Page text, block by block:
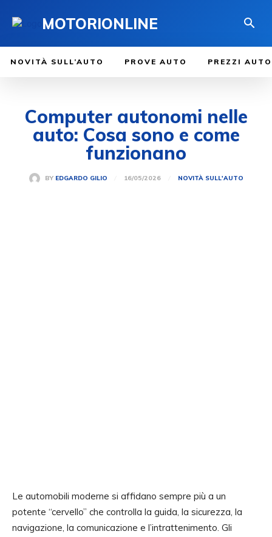
MOTORIONLINE
NOVITÀ SULL’AUTO PROVE AUTO PREZZI AUTO
Computer autonomi nelle
auto: Cosa sono e come
funzionano
BY EDGARDO GILIO 16/05/2026 NOVITÀ SULL'AUTO
Le automobili moderne si affidano sempre più a un
potente “cervello” che controlla la guida, la sicurezza, la
navigazione, la comunicazione e l’intrattenimento. Gli